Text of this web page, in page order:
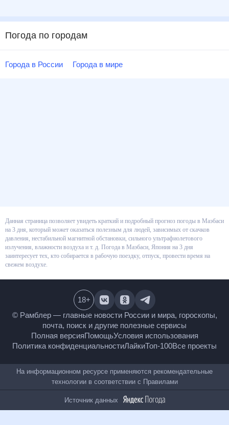
Погода по городам
Города в России Города в мире
Данная страница позволяет увидеть краткий и подробный прогноз
погоды в Маэбаси на 3 дня, который может оказаться полезным для
людей, зависимых от скачков давления, нестабильной магнитной
обстановки, сильного ультрафиолетового излучения, влажности воздуха
и т. д. Погода в Маэбаси, Япония на 3 дня заинтересует тех, кто
собирается в рабочую поездку, отпуск, провести время на свежем
© Рамблер — главные новости России и мира,
гороскопы, почта, поиск и другие полезные сервисы
Полная версияПомощьУсловия использования
Все проекты
18+
На информационном ресурсе применяются
рекомендательные технологии в соответствии с